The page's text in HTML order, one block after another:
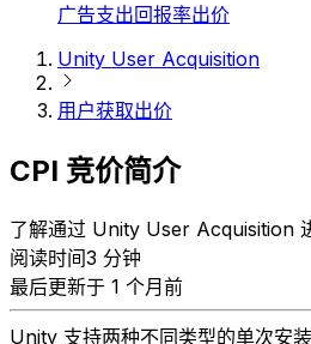
广告支出回报率出价
Unity User Acquisition
用户获取出价
CPI 竞价简介
了解通过 Unity User Acquisition
阅读时间3 分钟
最后更新于 1 个月前
Unity 支持两种不同类型的单次安